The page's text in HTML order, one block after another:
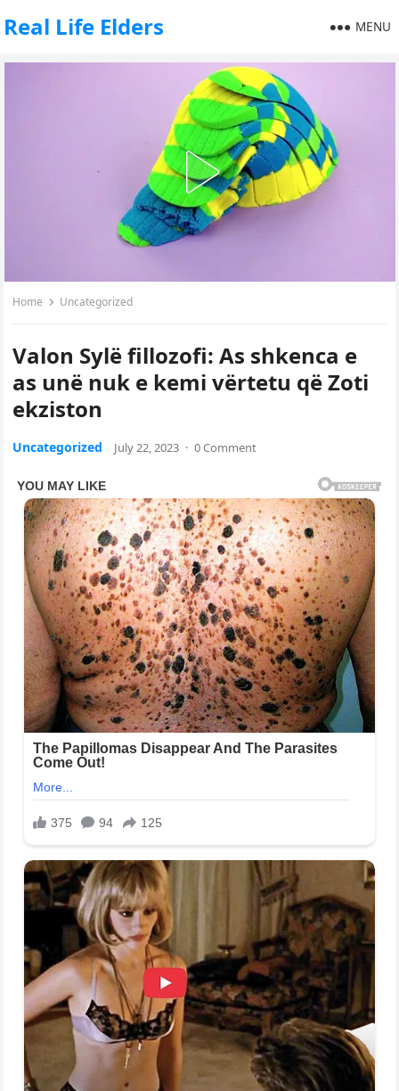
Real Life Elders MENU
Home Uncategorized
Valon Sylë fillozofi: As shkenca e
as unë nuk e kemi vërtetu që Zoti
ekziston
Uncategorized July 22, 2023 · 0 Comment